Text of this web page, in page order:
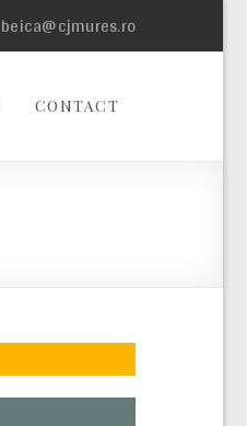
beica@cjmures.ro
CONTACT